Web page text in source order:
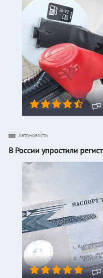
Автоновости
В России упростили